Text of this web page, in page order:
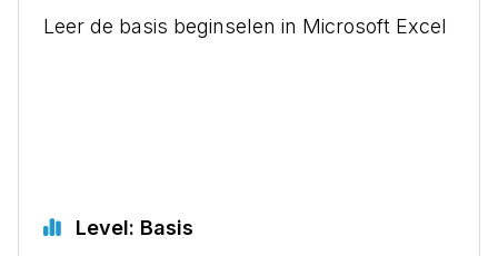
Leer de basis beginselen in Microsoft Excel
Level: Basis